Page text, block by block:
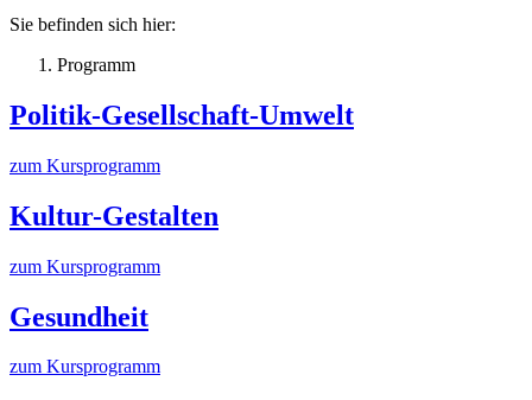
Sie befinden sich hier:
Programm
Politik-Gesellschaft-Umwelt
zum Kursprogramm
Kultur-Gestalten
zum Kursprogramm
Gesundheit
zum Kursprogramm